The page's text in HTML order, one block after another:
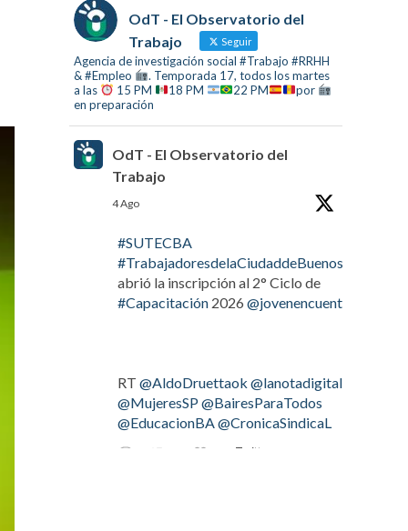
OdT - El Observatorio del
Trabajo
Seguir
Agencia de investigación social #Trabajo #RRHH
& #Empleo
. Temporada 17, todos los martes
a las
15 PM 18 PM 22 PM
por
en preparación
OdT - El Observatorio del
Trabajo
4 Ago
#SUTECBA
#TrabajadoresdelaCiudaddeBuenosAires
abrió la inscripción al 2° Ciclo de
#Capacitación 2026 @jovenencuentro
RT @AldoDruettaok @lanotadigital
@MujeresSP@BairesParaTodos
@EducacionBA@CronicaSindicaL
Twitter